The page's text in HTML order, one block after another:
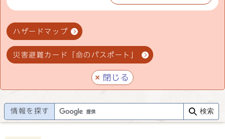
ハザードマップ
災害避難カード「命のパスポート」
閉じる
情報を探す 検索